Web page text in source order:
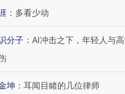
的吸金
让中产们甘
马航飞行员跨国走
粒摇头丸 尿检体内
： 多看少动
分子 ： AI冲击之下，年轻人与
坤 ： 耳闻目睹的几位律师